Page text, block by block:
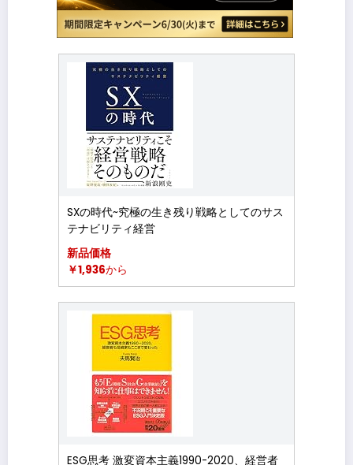
SXの時代~究極の生き残り戦略としてのサス
テナビリティ経営
新品価格
￥1,936から
ESG思考 激変資本主義1990-2020、経営者